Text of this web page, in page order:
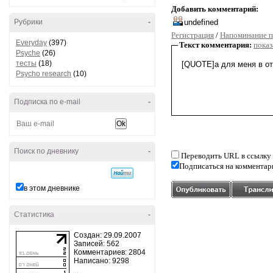
-
Рубрики
Everyday (397)
Psyche (26)
тесты (18)
Psycho research (10)
-
Подписка по e-mail
-
Поиск по дневнику
в этом дневнике
-
Статистика
Создан: 29.09.2007
Записей: 562
Комментариев: 2804
Написано: 9298
Добавить комментарий:
Регистрация / Напоминание
Текст комментария:
Переводить URL в ссылку
Подписаться на